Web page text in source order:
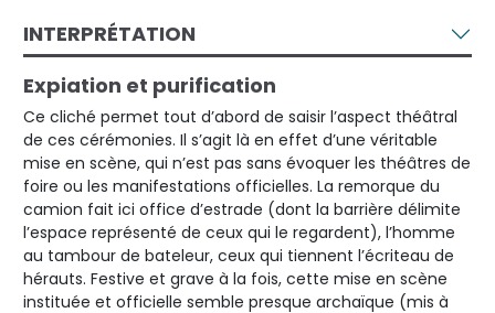
INTERPRÉTATION
Expiation et purification
Ce cliché permet tout d’abord de saisir l’aspect théâtral
de ces cérémonies. Il s’agit là en effet d’une véritable
mise en scène, qui n’est pas sans évoquer les théâtres de
foire ou les manifestations officielles. La remorque du
camion fait ici office d’estrade (dont la barrière délimite
l’espace représenté de ceux qui le regardent), l’homme
au tambour de bateleur, ceux qui tiennent l’écriteau de
hérauts. Festive et grave à la fois, cette mise en scène
instituée et officielle semble presque archaïque (mis à